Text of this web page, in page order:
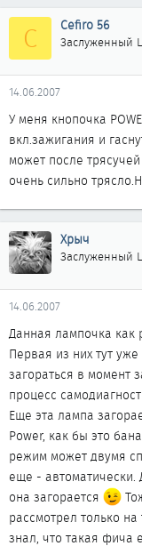
C Cefiro 56
Заслуженный
14.06.2007
У меня кнопочка
вкл.зажигания и
может после
очень сильно
Хрыч
Заслуженный
14.06.2007
Данная лампочка как
Первая из них тут
загораться в момент
процесс
Еще эта лампа
Power, как бы это
режим может двумя
еще - автоматически.
она загорается
рассмотрел только
знал, что такая фича